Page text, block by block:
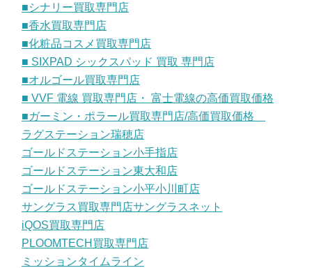
■シナリー買取専門店
■香水買取専門店
■化粧品コスメ買取専門店
■ SIXPAD シックスパッド 買取 専門店
■オルゴール買取専門店
■ VVF 電線 買取専門店・ 富士電線の高価買取価格
■ガーミン・ポラール買取専門店/高価買取価格
ラグステーション瑞穂店
ゴールドステーション小手指店
ゴールドステーション東大和店
ゴールドステーション小平小川町店
サングラス買取専門店サングラスネット
iQOS買取専門店
PLOOMTECH買取専門店
ミッションタイムライン